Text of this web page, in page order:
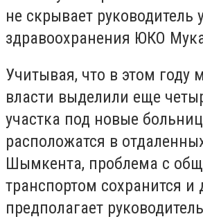
не скрывает руководитель
здравоохранения ЮКО
Учитывая, что в этом году
власти выделили еще
участка под новые
расположатся в
Шымкента, проблема с
транспортом сохранится и
предполагает